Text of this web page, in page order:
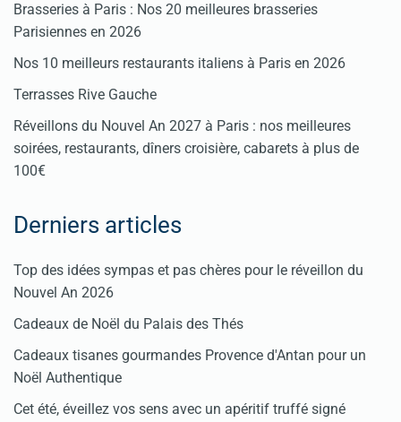
Brasseries à Paris : Nos 20 meilleures brasseries
Parisiennes en 2026
Nos 10 meilleurs restaurants italiens à Paris en 2026
Terrasses Rive Gauche
Réveillons du Nouvel An 2027 à Paris : nos meilleures
soirées, restaurants, dîners croisière, cabarets à plus de
100€
Derniers articles
Top des idées sympas et pas chères pour le réveillon du
Nouvel An 2026
Cadeaux de Noël du Palais des Thés
Cadeaux tisanes gourmandes Provence d'Antan pour un
Noël Authentique
Cet été, éveillez vos sens avec un apéritif truffé signé